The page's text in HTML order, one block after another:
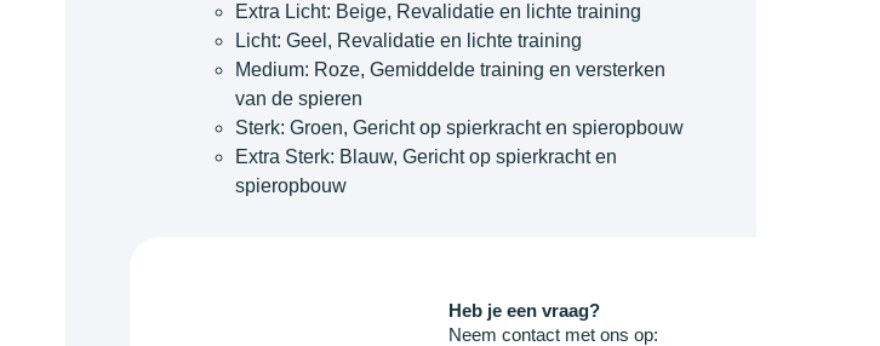
Extra Licht: Beige, Revalidatie en lichte training
Licht: Geel, Revalidatie en lichte training
Medium: Roze, Gemiddelde training en versterken
van de spieren
Sterk: Groen, Gericht op spierkracht en spieropbouw
Extra Sterk: Blauw, Gericht op spierkracht en
spieropbouw
Heb je een vraag?
Neem contact met ons op: